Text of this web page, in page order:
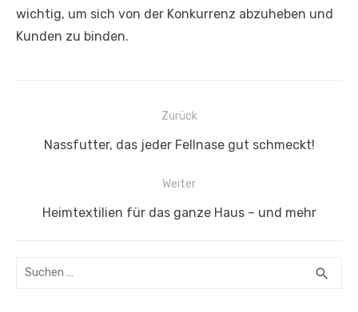
wichtig, um sich von der Konkurrenz abzuheben und
Kunden zu binden.
Beitragsnavigation
Zurück
Vorheriger
Nassfutter, das jeder Fellnase gut schmeckt!
Weiter
Nächster
Heimtextilien für das ganze Haus – und mehr
Suchen
search